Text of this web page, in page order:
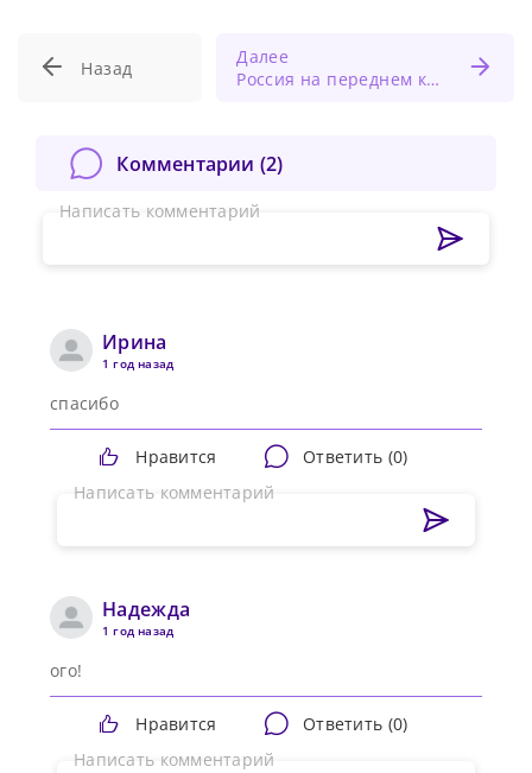
Назад
Далее
Россия на переднем крае технологий ЭКО: данные аналитического обзора
Комментарии (2)
Написать комментарий
Ирина
1 год назад
спасибо
Нравится Ответить (0)
Написать комментарий
Надежда
1 год назад
ого!
Нравится Ответить (0)
Написать комментарий